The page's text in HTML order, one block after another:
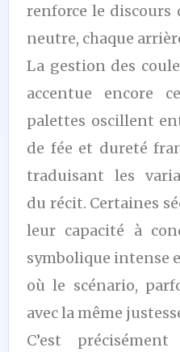
renforce le discours
neutre, chaque
La gestion des
accentue encore
palettes oscillent
de fée et dureté
traduisant les
du récit. Certaines
leur capacité à
symbolique intense
où le scénario,
avec la même
C’est